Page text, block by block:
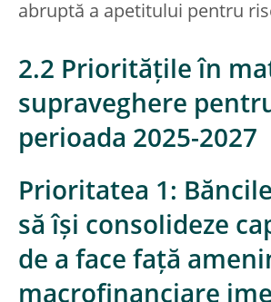
abruptă a apetitului pentru
2.2 Prioritățile în
supraveghere
perioada 2025-2027
Prioritatea 1:
să își consolideze
de a face față
macrofinanciare